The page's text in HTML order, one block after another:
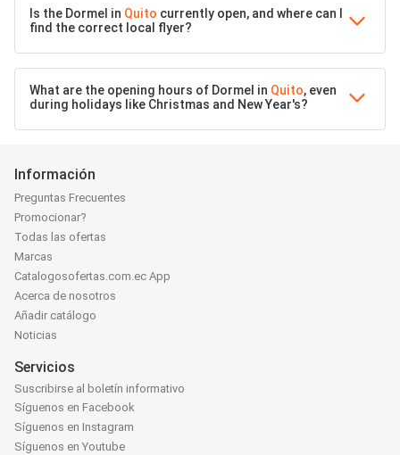
Is the Dormel in Quito currently open, and where can I
find the correct local flyer?
What are the opening hours of Dormel in Quito, even
during holidays like Christmas and New Year's?
Información
Preguntas Frecuentes
Promocionar?
Todas las ofertas
Marcas
Catalogosofertas.com.ec App
Acerca de nosotros
Añadir catálogo
Noticias
Servicios
Suscribirse al boletín informativo
Síguenos en Facebook
Síguenos en Instagram
Síguenos en Youtube